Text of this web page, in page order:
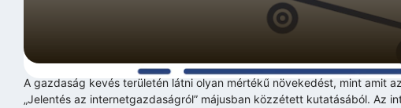
A gazdaság kevés területén látni olyan mértékű növekedést, mint amit
„Jelentés az internetgazdaságról” májusban közzétett kutatásából. Az